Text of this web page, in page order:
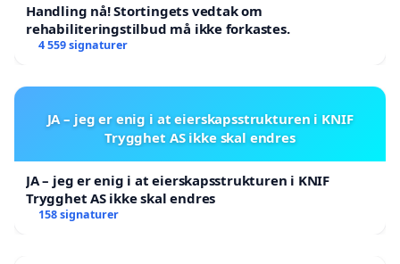
Handling nå! Stortingets vedtak om
rehabiliteringstilbud må ikke forkastes.
4 559 signaturer
JA – jeg er enig i at eierskapsstrukturen i KNIF
Trygghet AS ikke skal endres
JA – jeg er enig i at eierskapsstrukturen i KNIF
Trygghet AS ikke skal endres
158 signaturer